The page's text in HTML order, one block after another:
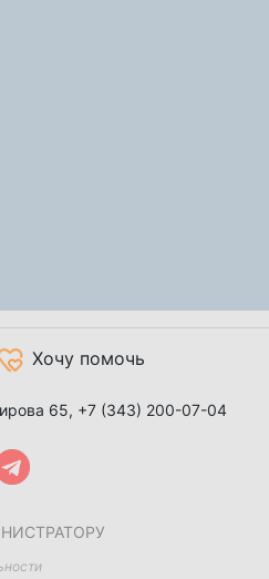
Хочу помочь
65, +7 (343) 200-07-04